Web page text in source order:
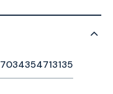
7034354713135